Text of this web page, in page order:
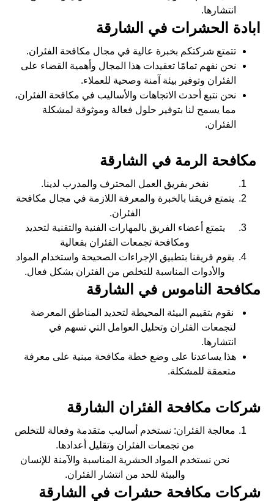
انتشارها.
ابادة الحشرات في الشارقة
تتمتع شركتكم بخبرة عالية في مجال مكافحة الفئران.
نحن نفهم تمامًا تعقيدات هذا المجال وأهمية القضاء على
الفئران وتوفير بيئة آمنة وصحية للعملاء.
نحن نتبع أحدث الاتجاهات والأساليب في مكافحة الفئران،
مما يسمح لنا بتوفير حلول فعالة وموثوقة لمشكلة
الفئران.
مكافحة الرمة في الشارقة
نفخر بفريق العمل المحترف والمدرب لدينا.
يتمتع فريقنا بالخبرة والمعرفة اللازمة في مجال مكافحة
الفئران.
يتمتع أعضاء الفريق بالمهارات الفنية والتقنية لتحديد
ومكافحة تجمعات الفئران بفعالية
يقوم فريقنا بتطبيق الإجراءات الصحيحة واستخدام المواد
والأدوات المناسبة للتخلص من الفئران بشكل فعال.
مكافحة الناموس في الشارقة
نقوم بتقييم البيئة المحيطة لتحديد المناطق المعرضة
لتجمعات الفئران وتحليل العوامل التي تسهم في
انتشارها.
هذا يساعدنا على وضع خطة مكافحة مبنية على معرفة
متعمقة للمشكلة.
شركات مكافحة الفئران الشارقة
معالجة الفئران: نستخدم أساليب متقدمة وفعالة للتخلص
من تجمعات الفئران وتقليل أعدادها.
نحن نستخدم المواد الحشرية المناسبة والآمنة للإنسان
والبيئة للحد من انتشار الفئران.
شركات مكافحة حشرات في الشارقة